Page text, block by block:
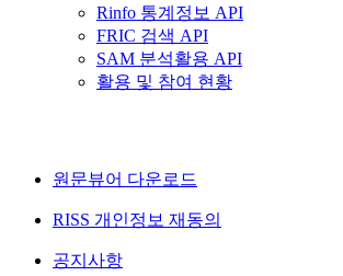
Rinfo 통계정보 API
FRIC 검색 API
SAM 분석활용 API
활용 및 참여 현황
원문뷰어 다운로드
RISS 개인정보 재동의
공지사항